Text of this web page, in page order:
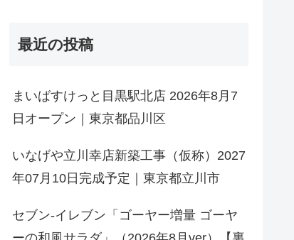
最近の投稿
まいばすけっと目黒駅北店 2026年8月7
日オープン｜東京都品川区
いなげや立川幸店新築工事（仮称）2027
年07月10日完成予定｜東京都立川市
セブン-イレブン「ゴーヤー増量 ゴーヤ